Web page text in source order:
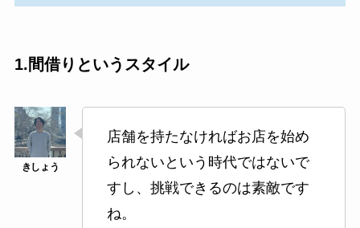
1.間借りというスタイル
店舗を持たなければお店を始め
られないという時代ではないで
すし、挑戦できるのは素敵です
ね。